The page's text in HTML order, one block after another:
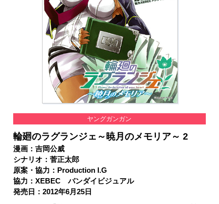
スクウェア・エニックス サイト内検索
ヤングガンガン
輪廻のラグランジェ～暁月のメモリア～ 2
漫画：吉岡公威
シナリオ：菅正太郎
原案・協力：Production I.G
協力：XEBEC バンダイビジュアル
発売日：2012年6月25日